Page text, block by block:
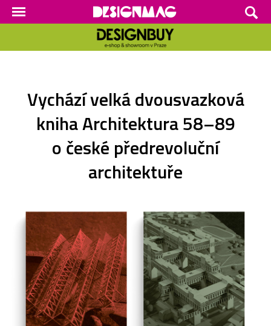
Vychází velká dvousvazková
kniha Architektura 58–89
o české předrevoluční
architektuře